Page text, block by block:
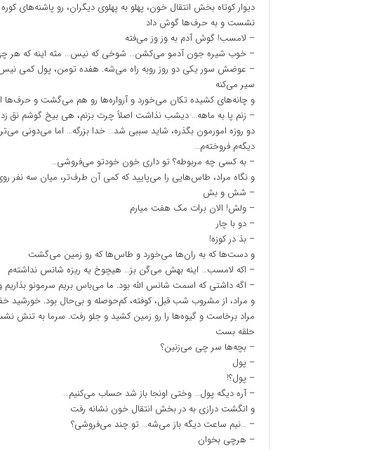
دیوار کوتاه بخش انتقال خون، پهلو به پهلوی دیگران، رو پاشنه‌های
نشست و به حرف‌ها گوش داد
– لامسب! گوش آدم به وز وز می‌فته
– خوب شیره جون آدمو می‌کشن… شوخی که نیس… مثه اینه که هر
– عوضش سور یکی دو روز روبه راه می‌شه. هفده تومن، پول کمی
سیر می‌کنه
و چانه‌های کشیده تکان می‌خورد و آرواره‌ها رو هم می‌گشت و حرف‌ها
– زنم پا به ماهه… دیشب نذاشت اصلاً چرت بزنم، هی بیخ گوشم نق زد
دو روزه امورمون بگذره، شاید سببی شد… خدا بزرگه… اما می‌دونی
دیگه‌م فروخته‌م…
– به کسی چه مربوطه؟ تو داری خون خودتو می‌فروشی…
و نگاه مراد، طاس‌هایی را می‌پایید که کمی آن طرف‌تر، میان سه نفر
– شش و بش
– ولش! الان برات مک هفت میارم
– دو با چار
– بذ در کوزه!
و دست‌ها که به ران‌ها می‌خورد و طاس‌ها که رو زمین می‌گشت
– اکه لامسب… اینه بهش می‌گن بز… هیچوخ یه ریزه شانس نداشته‌م
– اگه داشتی که اسمت شانس الله بود. ما می‌باس بریم سرمونو بذاریم
و مراد، از مشروب شب قبل، کوفته، کم‌حوصله و بی‌حال بود. خورشید
مراد برخاست و گیوه‌ها را رو زمین کشید و جلو رفت. سرما به
حلقه بست
– بچه‌ها سر چی می‌زنین؟
– پول
– پول؟!
– آره دیگه پول… وختی اونجا باز شد حساب می‌کنیم…
و انگشت درازی به در بخش انتقال خون نشانه رفت
– …نیم ساعت دیگه باز می‌شه… تو چند می‌فروشی؟
– هرچی بخوان